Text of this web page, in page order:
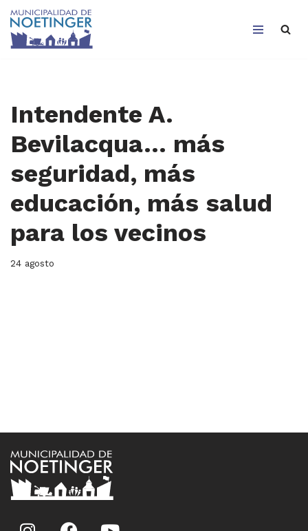
Saltar
Intendente A.
Bevilacqua… más
seguridad, más
educación, más salud
para los vecinos
24 agosto